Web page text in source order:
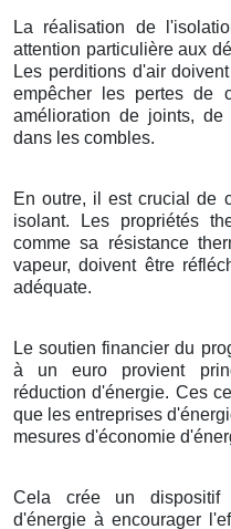
La réalisation de
attention particulière aux
Les perditions d'air
empêcher les pertes de
amélioration de joints, de
dans les combles.
En outre, il est crucial de
isolant. Les propriétés
comme sa résistance
vapeur, doivent être
adéquate.
Le soutien financier du
à un euro provient
réduction d'énergie. Ces
que les entreprises
mesures d'économie
Cela crée un dispositif
d'énergie à encourager